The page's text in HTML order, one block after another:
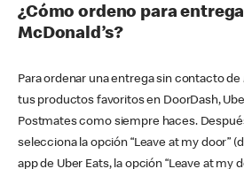
¿Cómo ordeno para
McDonald’s?
Para ordenar una entrega sin contacto de
tus productos favoritos en DoorDash,
Postmates como siempre haces.
selecciona la opción “Leave at my door”
app de Uber Eats, la opción “Leave at my